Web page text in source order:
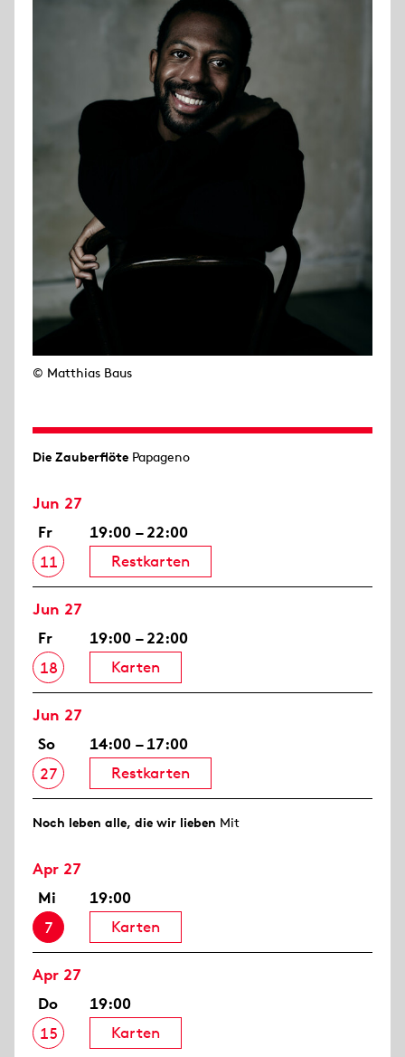
© Matthias Baus
Die Zauberflöte Papageno
Jun 27
Fr
11
19:00 – 22:00
Restkarten
Jun 27
Fr
18
19:00 – 22:00
Karten
Jun 27
So
27
14:00 – 17:00
Restkarten
Noch leben alle, die wir lieben Mit
Apr 27
Mi
7
19:00
Karten
Apr 27
Do
15
19:00
Karten